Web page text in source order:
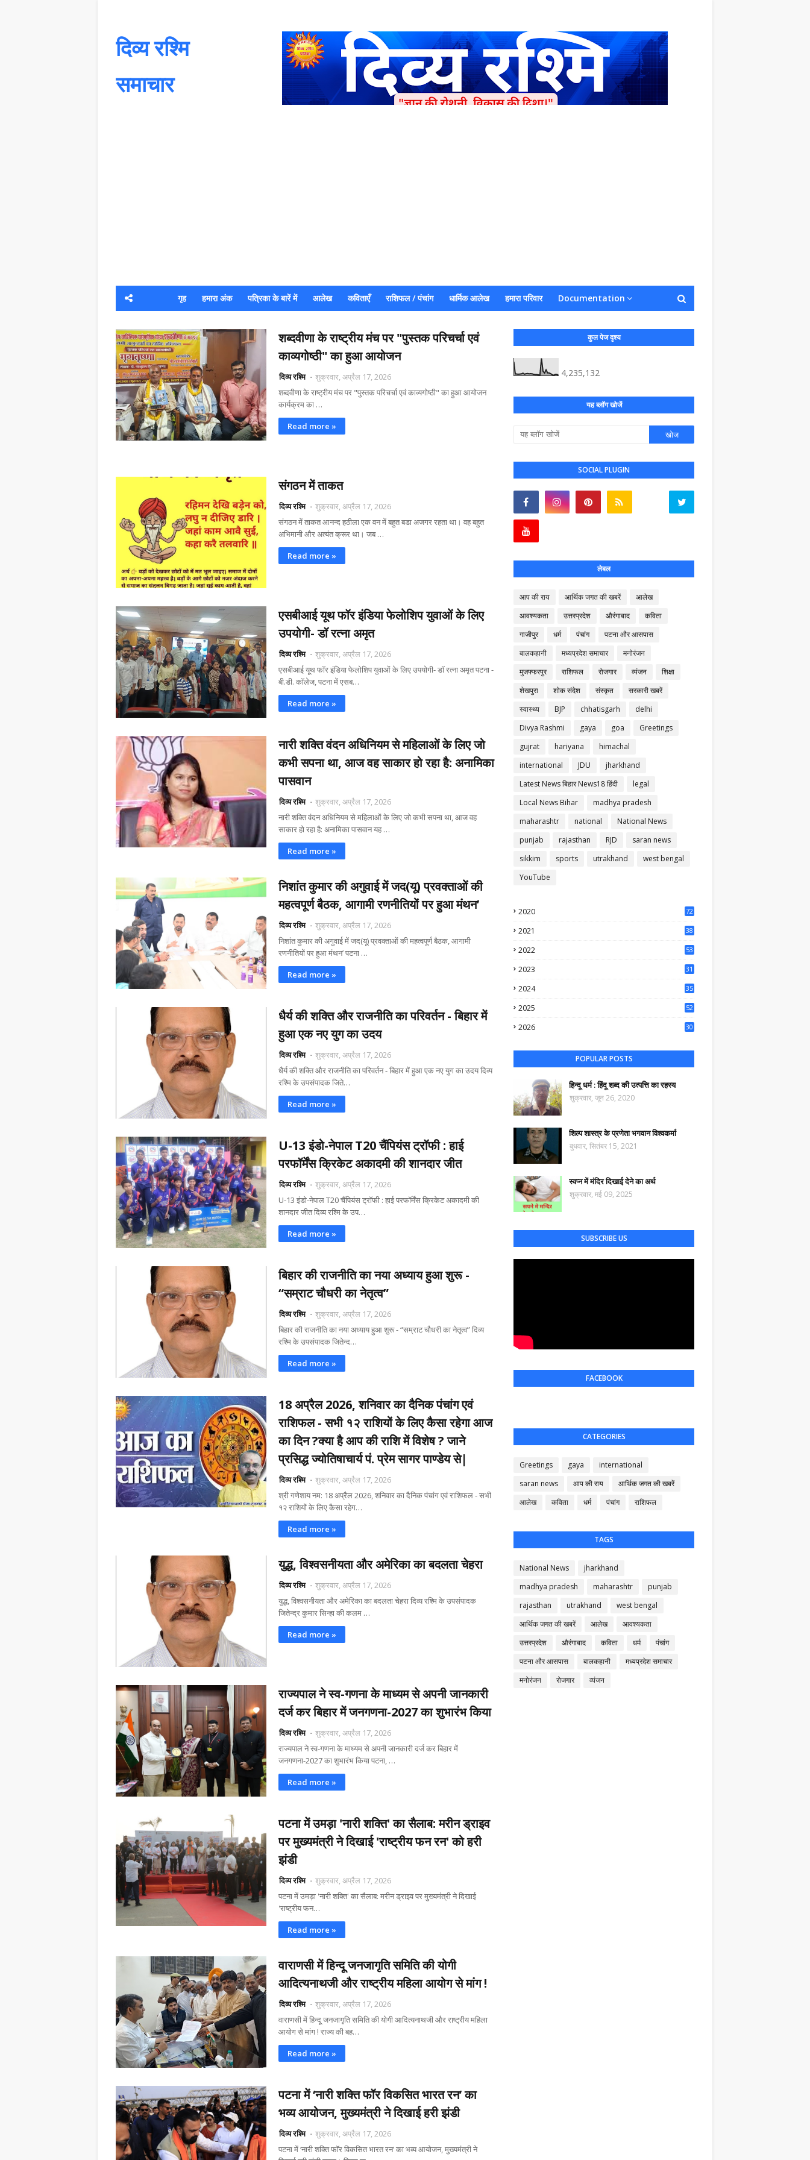
दिव्य रश्मि
समाचार
गृह हमारा अंक पत्रिका के बारें में आलेख कविताएँ राशिफल / पंचांग धार्मिक आलेख हमारा परिवार Documentation
शब्दवीणा के राष्ट्रीय मंच पर "पुस्तक परिचर्चा एवं
काव्यगोष्ठी" का हुआ आयोजन
दिव्य रश्मि
शुक्रवार, अप्रैल 17, 2026
शब्दवीणा के राष्ट्रीय मंच पर "पुस्तक परिचर्चा एवं काव्यगोष्ठी" का हुआ आयोजन
कार्यक्रम का …
Read more »
संगठन में ताकत
दिव्य रश्मि
शुक्रवार, अप्रैल 17, 2026
संगठन में ताकत आनन्द हठीला एक वन में बहुत बडा अजगर रहता था। वह बहुत
अभिमानी और अत्यंत क्रूर था। जब …
Read more »
एसबीआई यूथ फॉर इंडिया फेलोशिप युवाओं के लिए
उपयोगी- डॉ रत्ना अमृत
दिव्य रश्मि
शुक्रवार, अप्रैल 17, 2026
एसबीआई यूथ फॉर इंडिया फेलोशिप युवाओं के लिए उपयोगी- डॉ रत्ना अमृत पटना -
बी.डी. कॉलेज, पटना में एसब…
Read more »
नारी शक्ति वंदन अधिनियम से महिलाओं के लिए जो
कभी सपना था, आज वह साकार हो रहा है: अनामिका
पासवान
दिव्य रश्मि
शुक्रवार, अप्रैल 17, 2026
नारी शक्ति वंदन अधिनियम से महिलाओं के लिए जो कभी सपना था, आज वह
साकार हो रहा है: अनामिका पासवान यह …
Read more »
निशांत कुमार की अगुवाई में जद(यू) प्रवक्ताओं की
महत्वपूर्ण बैठक, आगामी रणनीतियों पर हुआ मंथन’
दिव्य रश्मि
शुक्रवार, अप्रैल 17, 2026
निशांत कुमार की अगुवाई में जद(यू) प्रवक्ताओं की महत्वपूर्ण बैठक, आगामी
रणनीतियों पर हुआ मंथन’ पटना …
Read more »
धैर्य की शक्ति और राजनीति का परिवर्तन - बिहार में
हुआ एक नए युग का उदय
दिव्य रश्मि
शुक्रवार, अप्रैल 17, 2026
धैर्य की शक्ति और राजनीति का परिवर्तन - बिहार में हुआ एक नए युग का उदय दिव्य
रश्मि के उपसंपादक जिते…
Read more »
U-13 इंडो-नेपाल T20 चैंपियंस ट्रॉफी : हाई
परफॉर्मेंस क्रिकेट अकादमी की शानदार जीत
दिव्य रश्मि
शुक्रवार, अप्रैल 17, 2026
U-13 इंडो-नेपाल T20 चैंपियंस ट्रॉफी : हाई परफॉर्मेंस क्रिकेट अकादमी की
शानदार जीत दिव्य रश्मि के उप…
Read more »
बिहार की राजनीति का नया अध्याय हुआ शुरू -
“सम्राट चौधरी का नेतृत्व”
दिव्य रश्मि
शुक्रवार, अप्रैल 17, 2026
बिहार की राजनीति का नया अध्याय हुआ शुरू - “सम्राट चौधरी का नेतृत्व” दिव्य
रश्मि के उपसंपादक जितेन्द…
Read more »
18 अप्रैल 2026, शनिवार का दैनिक पंचांग एवं
राशिफल - सभी १२ राशियों के लिए कैसा रहेगा आज
का दिन ?क्या है आप की राशि में विशेष ? जाने
प्रसिद्ध ज्योतिषाचार्य पं. प्रेम सागर पाण्डेय से|
दिव्य रश्मि
शुक्रवार, अप्रैल 17, 2026
श्री गणेशाय नम: 18 अप्रैल 2026, शनिवार का दैनिक पंचांग एवं राशिफल - सभी
१२ राशियों के लिए कैसा रहेग…
Read more »
युद्ध, विश्वसनीयता और अमेरिका का बदलता चेहरा
दिव्य रश्मि
शुक्रवार, अप्रैल 17, 2026
युद्ध, विश्वसनीयता और अमेरिका का बदलता चेहरा दिव्य रश्मि के उपसंपादक
जितेन्द्र कुमार सिन्हा की कलम …
Read more »
राज्यपाल ने स्व-गणना के माध्यम से अपनी जानकारी
दर्ज कर बिहार में जनगणना-2027 का शुभारंभ किया
दिव्य रश्मि
शुक्रवार, अप्रैल 17, 2026
राज्यपाल ने स्व-गणना के माध्यम से अपनी जानकारी दर्ज कर बिहार में
जनगणना-2027 का शुभारंभ किया पटना, …
Read more »
पटना में उमड़ा 'नारी शक्ति' का सैलाब: मरीन ड्राइव
पर मुख्यमंत्री ने दिखाई 'राष्ट्रीय फन रन' को हरी
झंडी
दिव्य रश्मि
शुक्रवार, अप्रैल 17, 2026
पटना में उमड़ा 'नारी शक्ति' का सैलाब: मरीन ड्राइव पर मुख्यमंत्री ने दिखाई
'राष्ट्रीय फन…
Read more »
वाराणसी में हिन्दू जनजागृति समिति की योगी
आदित्यनाथजी और राष्ट्रीय महिला आयोग से मांग !
दिव्य रश्मि
शुक्रवार, अप्रैल 17, 2026
वाराणसी में हिन्दू जनजागृति समिति की योगी आदित्यनाथजी और राष्ट्रीय महिला
आयोग से मांग ! राज्य की बह…
Read more »
पटना में ‘नारी शक्ति फॉर विकसित भारत रन’ का
भव्य आयोजन, मुख्यमंत्री ने दिखाई हरी झंडी
दिव्य रश्मि
शुक्रवार, अप्रैल 17, 2026
पटना में ‘नारी शक्ति फॉर विकसित भारत रन’ का भव्य आयोजन, मुख्यमंत्री ने
कुल पेज दृश्य
4,235,132
यह ब्लॉग खोजें
SOCIAL PLUGIN
लेबल
आप की राय आर्थिक जगत की खबरें
आलेख
आवश्यकता
उत्तरप्रदेश औरंगाबाद
कविता
गाजीपुर
धर्म पंचांग
पटना और आसपास
बालकहानी
मध्यप्रदेश समाचार
मनोरंजन
मुजफ्फरपुर
राशिफल रोजगार व्यंजन
शिक्षा
शेखपुरा
शोक संदेश संस्कृत
सरकारी खबरें
स्वास्थ्य
BJP chhatisgarh
delhi
Divya Rashmi
gaya goa
Greetings
gujrat
hariyana
himachal
international
JDU
jharkhand
Latest News बिहार News18 हिंदी
legal
Local News Bihar
madhya pradesh
maharashtr
national
National News
punjab
rajasthan RJD
saran news
sikkim
sports utrakhand
west bengal
YouTube
2020
72
2021
38
2022
53
2023
31
2024
35
2025
52
2026
30
POPULAR POSTS
हिन्दू धर्म : हिंदू शब्द की उत्पत्ति का रहस्य
शुक्रवार, जून 26, 2020
शिल्प शास्त्र के प्रणेता भगवान विश्वकर्मा
बुधवार, सितंबर 15, 2021
स्वप्न में मंदिर दिखाई देने का अर्थ
शुक्रवार, मई 09, 2025
SUBSCRIBE US
FACEBOOK
CATEGORIES
Greetings gaya
international
saran news
आप की राय
आर्थिक जगत की खबरें
आलेख
कविता धर्म पंचांग राशिफल
TAGS
National News
jharkhand
madhya pradesh
maharashtr
punjab
rajasthan
utrakhand
west bengal
आर्थिक जगत की खबरें
आलेख
आवश्यकता
उत्तरप्रदेश
औरंगाबाद कविता धर्म
पंचांग
पटना और आसपास
बालकहानी
मध्यप्रदेश समाचार
मनोरंजन
रोजगार व्यंजन